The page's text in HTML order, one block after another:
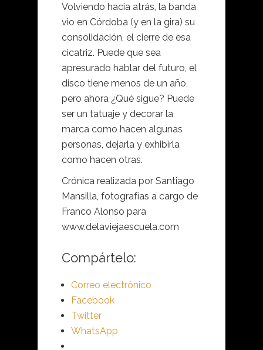
Volviendo hacia atrás, la banda
vio en Córdoba (y en la gira) su
consolidación, el cierre de esa
cicatriz. Puede que sea
apresurado hablar del futuro, el
disco tiene menos de un año,
pero ahora ¿Qué sigue? Puede
ser un tatuaje y decorar la
marca como hacen algunas
personas, dejarla y exhibirla
como hacen otras.
Crónica realizada por Santiago
Mansilla, fotografías a cargo de
Franco Alonso para
www.delaviejaescuela.com
Compártelo:
Correo electrónico
Facebook
Twitter
WhatsApp